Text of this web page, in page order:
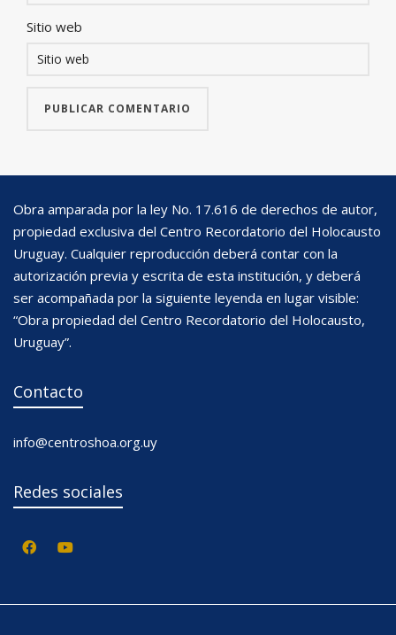
Sitio web
Obra amparada por la ley No. 17.616 de derechos de autor,
propiedad exclusiva del Centro Recordatorio del Holocausto
Uruguay. Cualquier reproducción deberá contar con la
autorización previa y escrita de esta institución, y deberá
ser acompañada por la siguiente leyenda en lugar visible:
“Obra propiedad del Centro Recordatorio del Holocausto,
Uruguay”.
Contacto
info@centroshoa.org.uy
Redes sociales